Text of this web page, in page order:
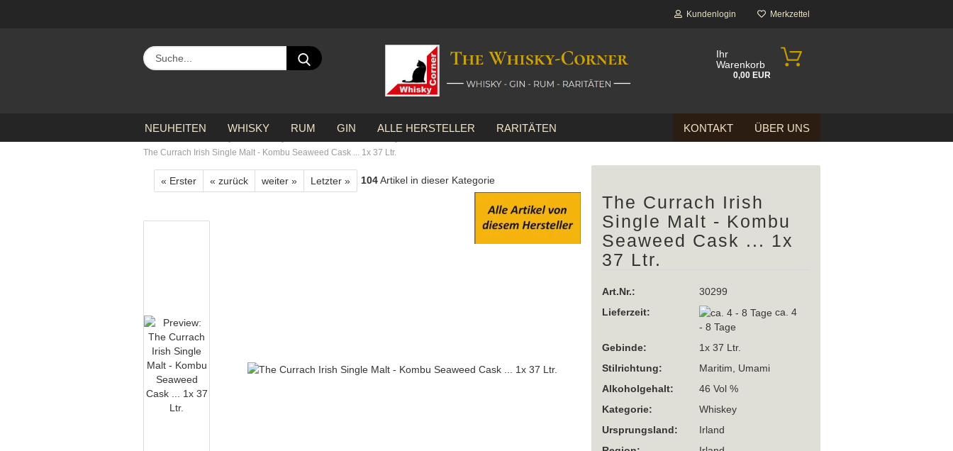
Kundenlogin
Passwort
Konto erstellen
Passwort vergessen?
Merkzettel
Suche...
Ihr
Warenkorb
0,00 EUR
NEUHEITEN WHISKY RUM GIN ALLE HERSTELLER RARITÄTEN KONTAKT ÜBER UNS
The Currach Irish Single Malt - Kombu Seaweed Cask ... 1x 37 Ltr.
« Erster « zurück weiter » Letzter » 104Artikel in dieser Kategorie
The Currach Irish
Single Malt - Kombu
Seaweed Cask ... 1x
37 Ltr.
Art.Nr.:
30299
Lieferzeit:
ca. 4
- 8 Tage
Gebinde:
1x 37 Ltr.
Stilrichtung:
Maritim, Umami
Alkoholgehalt:
46 Vol %
Kategorie:
Whiskey
Ursprungsland:
Irland